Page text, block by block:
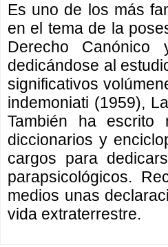
Es uno de los más
en el tema de la
Derecho
dedicándose al
significativos
indemoniati (1959),
También ha escrito
diccionarios y
cargos para
parapsicológicos.
medios unas
vida extraterrestre.